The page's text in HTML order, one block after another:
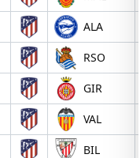
ALA
RSO
GIR
VAL
BIL